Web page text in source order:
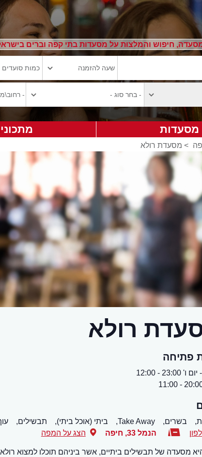
חיפוש והמלצות על מסעדות בתי קפה וברים
מסעדות
> מסעדת רולא
רולא
פתיחה
23:00 - 12:00
בשרים, Take Away, ביתי (אוכל ביתי), תבשילים,
הנמל 33 , חיפה הצג על המפה
מסעדה של תבשילים ביתיים, אשר ביניהם תוכלו למצוא